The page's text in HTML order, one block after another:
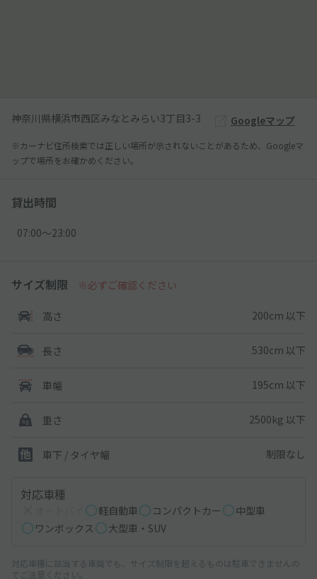
神奈川県横浜市西区みなとみらい3丁目3-3 Googleマップ
※カーナビ住所検索では正しい場所が示されないことがあるため、Googleマ
ップで場所をお確かめください。
貸出時間
07:00〜23:00
サイズ制限 ※必ずご確認ください
高さ 200cm 以下
長さ 530cm 以下
車幅 195cm 以下
重さ 2500kg 以下
車下 / タイヤ幅 制限なし
対応車種
軽自動車 コンパクトカー
中型車
ワンボックス
大型車・SUV
対応車種に該当する車両でも、サイズ制限を超えるものは駐車できませんの
でご注意ください。